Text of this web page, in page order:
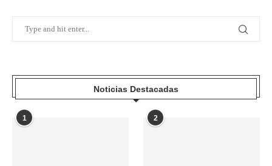
Noticias Destacadas
1 2